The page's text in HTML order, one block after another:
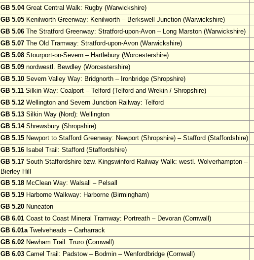
GB 5.04Great Central Walk: Rugby (Warwickshire)
GB 5.05 Kenilworth Greenway: Kenilworth – Berkswell Junction (Warwickshire)
GB 5.06 The Stratford Greenway: Stratford-upon-Avon – Long Marston (Warwickshire)
GB 5.07 The Old Tramway: Stratford-upon-Avon (Warwickshire)
GB 5.08 Stourport-on-Severn – Hartlebury (Worcestershire)
GB 5.09 nordwestl. Bewdley (Worcestershire)
GB 5.10 Severn Valley Way: Bridgnorth – Ironbridge (Shropshire)
GB 5.11 Silkin Way: Coalport – Telford (Telford and Wrekin / Shropshire)
GB 5.12 Wellington and Severn Junction Railway: Telford
GB 5.13 Silkin Way (Nord): Wellington
GB 5.14Shrewsbury (Shropshire)
GB 5.15 Newport to Stafford Greenway: Newport (Shropshire) – Stafford (Staffordshire)
GB 5.16 Isabel Trail: Stafford (Staffordshire)
GB 5.17 South Staffordshire bzw. Kingswinford Railway Walk: westl. Wolverhampton –
Bierley Hill
GB 5.18 McClean Way: Walsall – Pelsall
GB 5.19 Harborne Walkway: Harborne (Birmingham)
GB 5.20 Nuneaton
GB 6.01 Coast to Coast Mineral Tramway: Portreath – Devoran (Cornwall)
GB 6.01aTwelveheads – Carharrack
GB 6.02 Newham Trail: Truro (Cornwall)
GB 6.03 Camel Trail: Padstow – Bodmin – Wenfordbridge (Cornwall)